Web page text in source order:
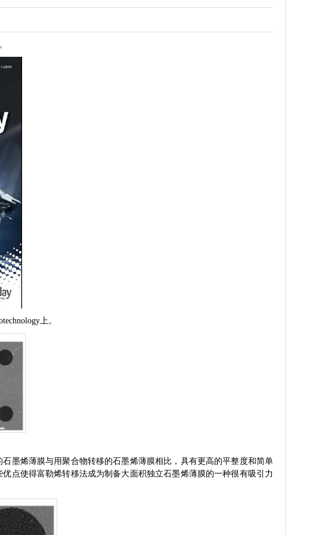
上。
墨烯薄膜与用聚合物转移的石墨烯薄膜相比，具有更高的平整度和简单
点使得富勒烯转移法成为制备大面积独立石墨烯薄膜的一种很有吸引力